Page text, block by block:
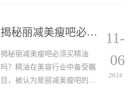
揭秘丽减美瘦吧必须买精油吗？
揭秘丽减美瘦吧必须买精油
吗？精油在美容行业中备受瞩
目，被认为是丽减美瘦吧的必
11-
06
2024